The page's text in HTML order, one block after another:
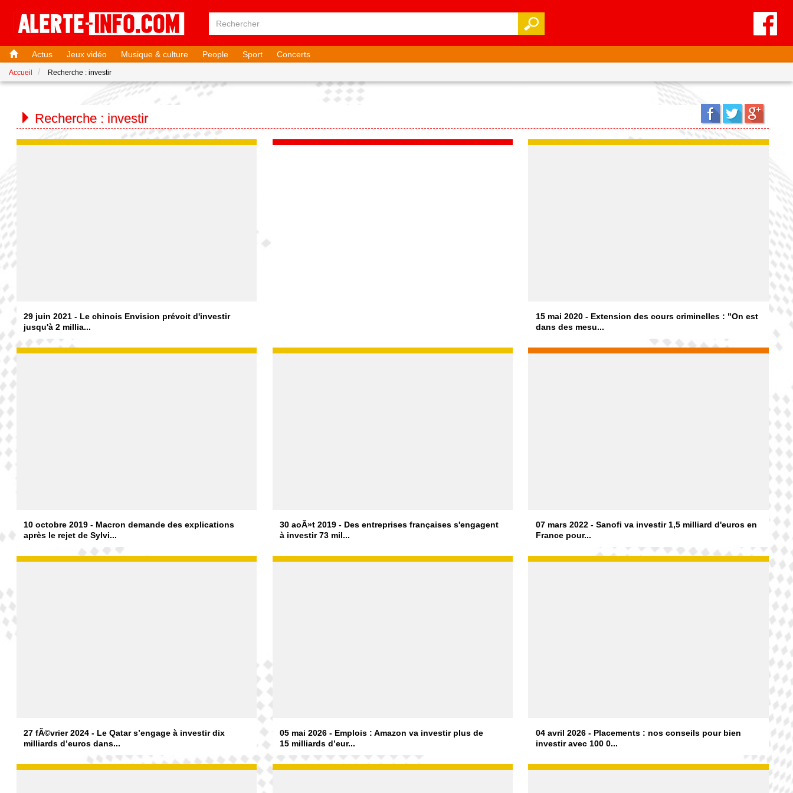
Actus Jeux vidéo Musique & culture People Sport Concerts
Accueil Recherche : investir
Recherche : investir
29 juin 2021 - Le chinois Envision prévoit d'investir
jusqu'à 2 millia...
15 mai 2020 - Extension des cours criminelles : "On est
dans des mesu...
10 octobre 2019 - Macron demande des explications
après le rejet de Sylvi...
30 aoÃ»t 2019 - Des entreprises françaises s'engagent
à investir 73 mil...
07 mars 2022 - Sanofi va investir 1,5 milliard d'euros en
France pour...
27 fÃ©vrier 2024 - Le Qatar s’engage à investir dix
milliards d’euros dans...
05 mai 2026 - Emplois : Amazon va investir plus de
15 milliards d’eur...
04 avril 2026 - Placements : nos conseils pour bien
investir avec 100 0...